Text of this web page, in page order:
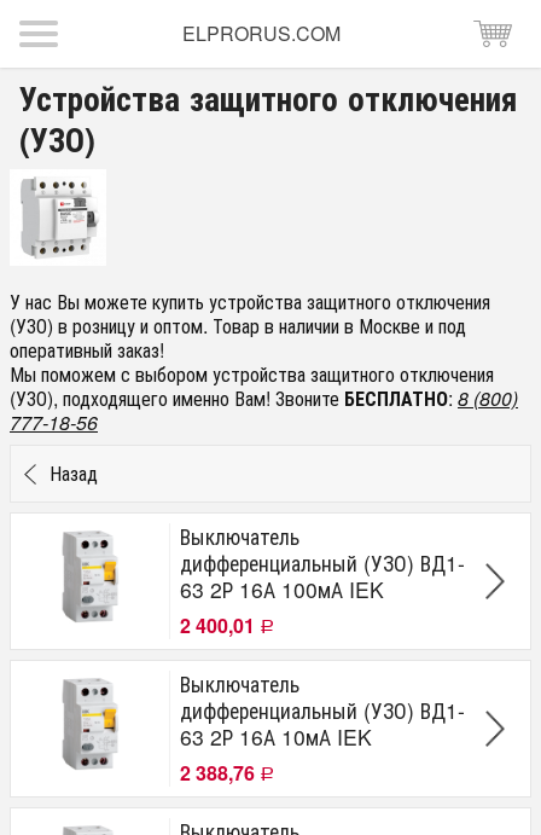
ELPRORUS.COM
Устройства защитного отключения
(УЗО)
У нас Вы можете купить устройства защитного отключения
(УЗО) в розницу и оптом. Товар в наличии в Москве и под
оперативный заказ!
Мы поможем с выбором устройства защитного отключения
(УЗО), подходящего именно Вам! Звоните БЕСПЛАТНО: 8 (800)
777-18-56
Назад
Выключатель
дифференциальный (УЗО) ВД1-
63 2Р 16А 100мА IEK
2 400,01 Р
Выключатель
дифференциальный (УЗО) ВД1-
63 2Р 16А 10мА IEK
2 388,76 Р